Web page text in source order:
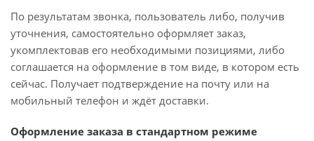
По результатам звонка, пользователь либо, получив
уточнения, самостоятельно оформляет заказ,
укомплектовав его необходимыми позициями, либо
соглашается на оформление в том виде, в котором есть
сейчас. Получает подтверждение на почту или на
мобильный телефон и ждёт доставки.
Оформление заказа в стандартном режиме